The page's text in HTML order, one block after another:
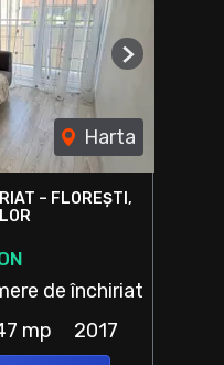
Harta
Next
– FLOREȘTI,
de închiriat
mp 2017